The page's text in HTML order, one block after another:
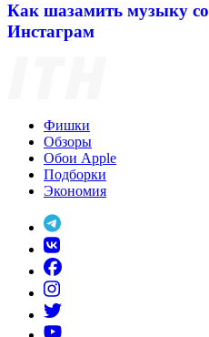
Как шазамить музыку со
Инстаграм
Фишки
Обзоры
Обои Apple
Подборки
Экономия